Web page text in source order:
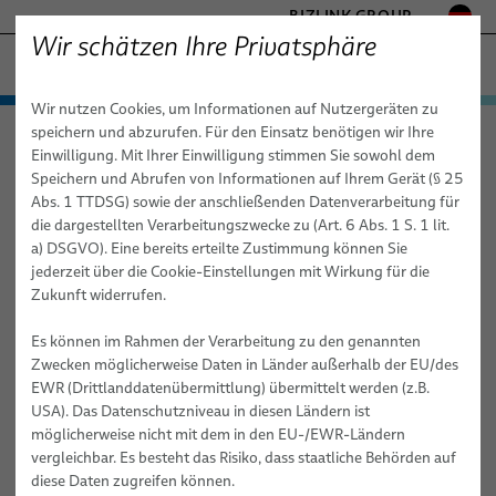
BIZLINK GROUP
− ENGINEERED SOLUTIONS
FABRIKAUTOMATION & MASCHINENBAU
MARINE
MOBILITÄT
HALBLEITERTECHNIK
TELECOM & NETWORKING
SILICONE CABLE SOLUTIONS
Produkte & Dienstleistungen
Medizinkabel
Kundenspezifische Kabelmeterware
Standard- & Spezial-Kupferkabel
Faser-Optik-Kabel
elocab Miniaturkabel
Flachkabel
elocab Endoskopiekabel
Patientenmonitoring-Kabel
Gesundheitswesen
Produkte & Dienstleistungen
Dienstleistungen
Individuelle Logistikkonzepte
Individuelle Logistikkonzepte
Wir schätzen Ihre Privatsphäre
Wir nutzen Cookies, um Informationen auf Nutzergeräten zu
speichern und abzurufen. Für den Einsatz benötigen wir Ihre
Einwilligung. Mit Ihrer Einwilligung stimmen Sie sowohl dem
Speichern und Abrufen von Informationen auf Ihrem Gerät (§ 25
Abs. 1 TTDSG) sowie der anschließenden Datenverarbeitung für
die dargestellten Verarbeitungszwecke zu (Art. 6 Abs. 1 S. 1 lit.
a) DSGVO). Eine bereits erteilte Zustimmung können Sie
jederzeit über die Cookie-Einstellungen mit Wirkung für die
Zukunft widerrufen.
Es können im Rahmen der Verarbeitung zu den genannten
Zwecken möglicherweise Daten in Länder außerhalb der EU/des
EWR (Drittlanddatenübermittlung) übermittelt werden (z.B.
USA). Das Datenschutzniveau in diesen Ländern ist
möglicherweise nicht mit dem in den EU-/EWR-Ländern
vergleichbar. Es besteht das Risiko, dass staatliche Behörden auf
diese Daten zugreifen können.